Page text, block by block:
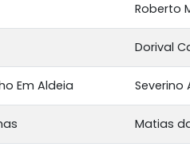
Roberto
Dorival
Em Aldeia Severino
Matias